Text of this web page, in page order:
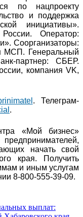
по нацпроекту
и поддержка
инициативы».
России. Оператор:
Соорганизаторы:
МСП. Генеральный
партнер: СБЕР.
компания VK,
. Телеграм-
.
«Мой бизнес»
начать свой
края. Получить
и иным услугам
8-800-555-39-09.